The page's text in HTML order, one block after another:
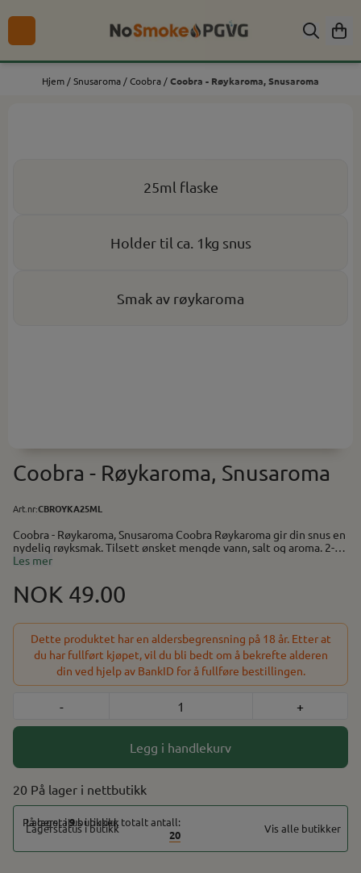
Hopp til innhold
Hjem /Snusaroma /Coobra /Coobra - Røykaroma, Snusaroma
25ml flaske
Holder til ca. 1kg snus
Smak av røykaroma
Coobra - Røykaroma, Snusaroma
Art.nr:CBROYKA25ML
Coobra - Røykaroma, Snusaroma Coobra Røykaroma gir din snus en
nydelig røyksmak. Tilsett ønsket mengde vann, salt og aroma. 2-3
døgn i kjøleskapet gir beste resultat mht. smak. Aroma til snus
snus. Smak av røykaroma
Les mer
NOK 49.00
Dette produktet har en aldersbegrensning på 18 år. Etter at
du har fullført kjøpet, vil du bli bedt om å bekrefte alderen
din ved hjelp av BankID for å fullføre bestillingen.
- +
Legg i handlekurv
20 På lager
På lager i9butikker, totalt antall:
20
Vis alle butikker